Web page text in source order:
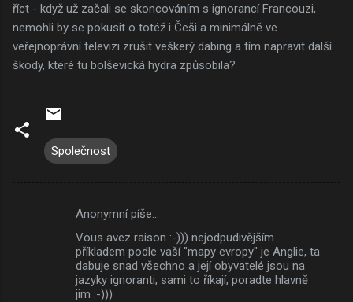
říct - když už začali se skoncováním s ignorancí Francouzi,
nemohli by se pokusit o totéž i Češi a minimálně ve
veřejnoprávní televizi zrušit veškerý dabing a tím napravit další
škody, které tu bolševická hydra způsobila?
Společnost
Anonymní píše…
Vous avez raison :-))) nejodpudivějším
příkladem podle vaší "mapy evropy" je Anglie, ta
dabuje snad všechno a její obyvatelé jsou na
jazyky ignoranti, sami to říkají, poradte hlavně
jim :-)))